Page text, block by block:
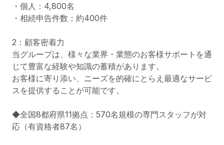
・個人：4,800名
・相続申告件数：約400件
2：顧客密着力
当グループは、様々な業界・業態のお客様サポートを通
じて豊富な経験や知識の蓄積があります。
お客様に寄り添い、ニーズを的確にとらえ最適なサービ
スを提供することが可能です。
◆全国8都府県11拠点：570名規模の専門スタッフが対
応（有資格者87名）